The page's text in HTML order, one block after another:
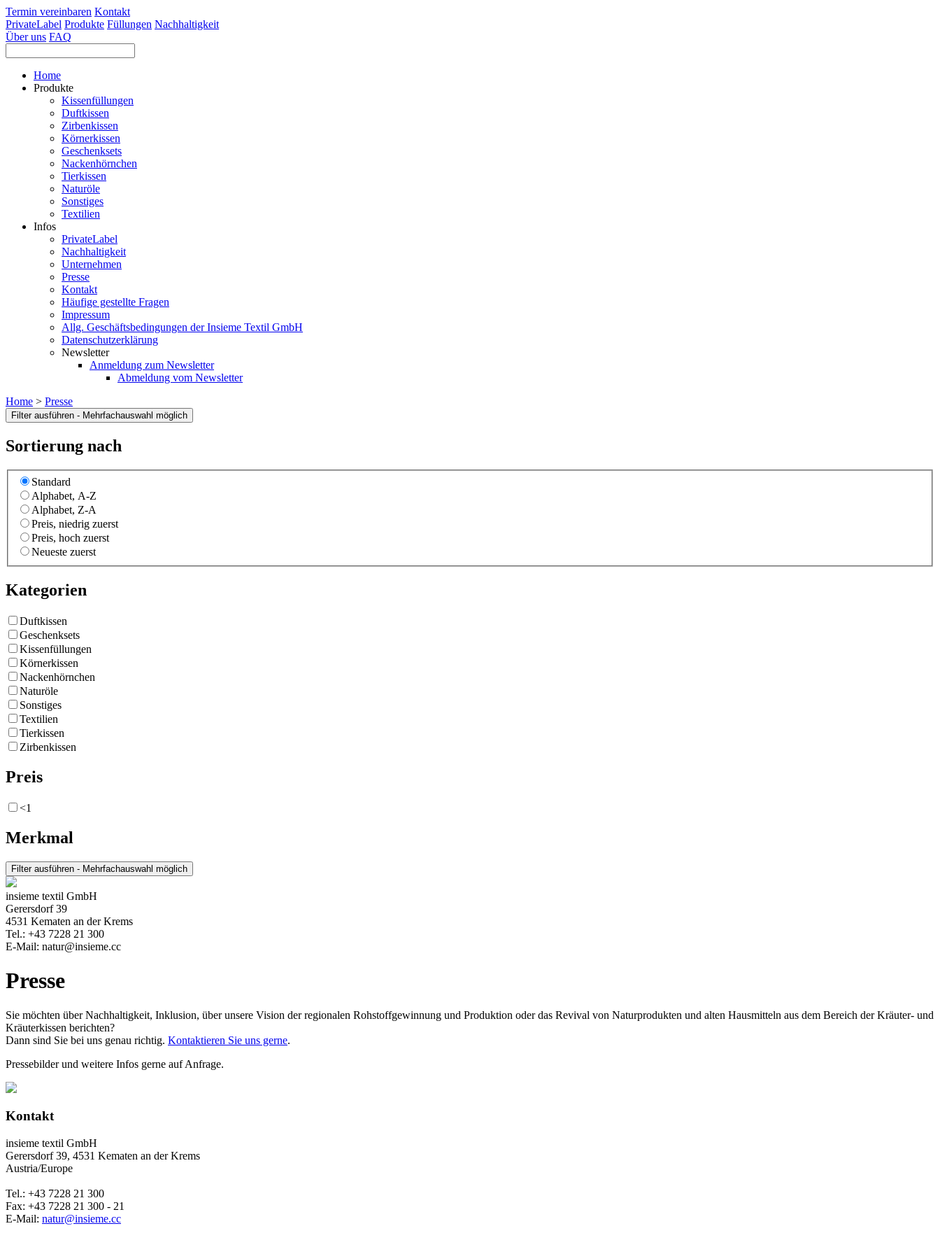
Termin vereinbaren Kontakt
PrivateLabel Produkte Füllungen Nachhaltigkeit
Über uns FAQ
Home
Produkte
Kissenfüllungen
Duftkissen
Zirbenkissen
Körnerkissen
Geschenksets
Nackenhörnchen
Tierkissen
Naturöle
Sonstiges
Textilien
Infos
PrivateLabel
Nachhaltigkeit
Unternehmen
Presse
Kontakt
Häufige gestellte Fragen
Impressum
Allg. Geschäftsbedingungen der Insieme Textil GmbH
Datenschutzerklärung
Newsletter
Anmeldung zum Newsletter
Abmeldung vom Newsletter
Home > Presse
Sortierung nach
Standard
Alphabet, A-Z
Alphabet, Z-A
Preis, niedrig zuerst
Preis, hoch zuerst
Neueste zuerst
Kategorien
Duftkissen
Geschenksets
Kissenfüllungen
Körnerkissen
Nackenhörnchen
Naturöle
Sonstiges
Textilien
Tierkissen
Zirbenkissen
Preis
<1
Merkmal
insieme textil GmbH
Gerersdorf 39
4531 Kematen an der Krems
Tel.: +43 7228 21 300
E-Mail: natur@insieme.cc
Presse
Sie möchten über Nachhaltigkeit, Inklusion, über unsere Vision der regionalen Rohstoffgewinnung und Produktion oder das Revival von Naturprodukten und alten Hausmitteln aus dem Bereich der Kräuter- und
Kräuterkissen berichten?
Dann sind Sie bei uns genau richtig. Kontaktieren Sie uns gerne.
Pressebilder und weitere Infos gerne auf Anfrage.
Kontakt
insieme textil GmbH
Gerersdorf 39, 4531 Kematen an der Krems
Austria/Europe
Tel.: +43 7228 21 300
Fax: +43 7228 21 300 - 21
E-Mail: natur@insieme.cc